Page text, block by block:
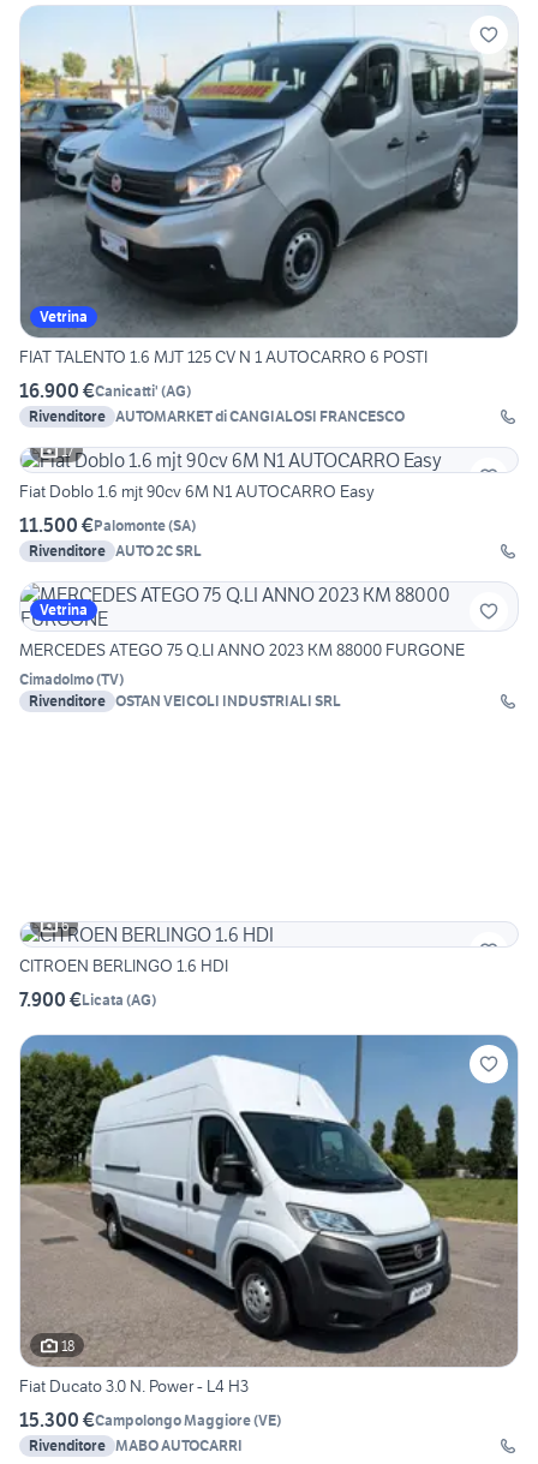
Vetrina
FIAT TALENTO 1.6 MJT 125 CV N 1 AUTOCARRO 6 POSTI
16.900 €Canicatti' (AG)
Rivenditore AUTOMARKET di CANGIALOSI FRANCESCO
17
Fiat Doblo 1.6 mjt 90cv 6M N1 AUTOCARRO Easy
11.500 €Palomonte(SA)
Rivenditore AUTO 2C SRL
Vetrina
MERCEDES ATEGO 75 Q.LI ANNO 2023 KM 88000 FURGONE
Cimadolmo(TV)
Rivenditore OSTAN VEICOLI INDUSTRIALI SRL
6
CITROEN BERLINGO 1.6 HDI
7.900 €Licata (AG)
18
Fiat Ducato 3.0 N. Power - L4 H3
15.300 €Campolongo Maggiore(VE)
Rivenditore MABO AUTOCARRI